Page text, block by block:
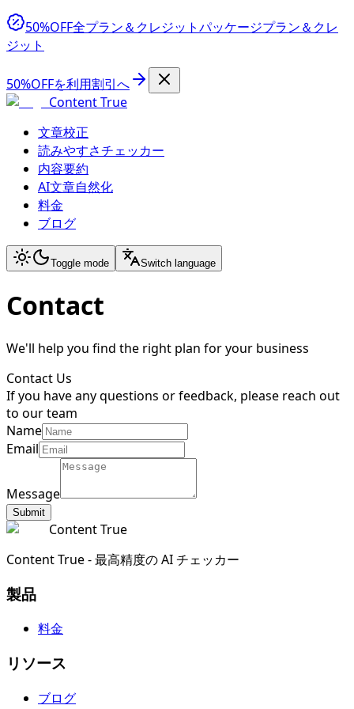
50%OFF全プラン＆クレジットパッケージプラン＆クレ
ジット
50%OFFを利用割引へ
Content True
文章校正
読みやすさチェッカー
内容要約
AI文章自然化
料金
ブログ
Toggle mode Switch language
Contact
We'll help you find the right plan for your business
Contact Us
If you have any questions or feedback, please reach out
to our team
Name
Email
Message
Submit
Content True
Content True - 最高精度の AI チェッカー
製品
料金
リソース
ブログ